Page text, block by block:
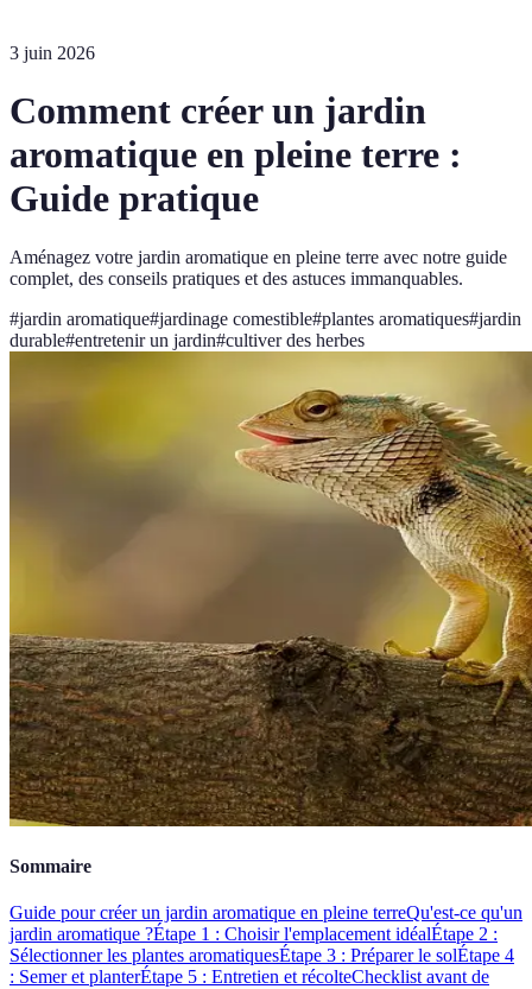
3 juin 2026
Comment créer un jardin
aromatique en pleine terre :
Guide pratique
Aménagez votre jardin aromatique en pleine terre avec notre guide
complet, des conseils pratiques et des astuces immanquables.
#jardin aromatique#jardinage comestible#plantes aromatiques#jardin
durable#entretenir un jardin#cultiver des herbes
Sommaire
Guide pour créer un jardin aromatique en pleine terreQu'est-ce qu'un
jardin aromatique ?Étape 1 : Choisir l'emplacement idéalÉtape 2 :
Sélectionner les plantes aromatiquesÉtape 3 : Préparer le solÉtape 4
: Semer et planterÉtape 5 : Entretien et récolteChecklist avant de